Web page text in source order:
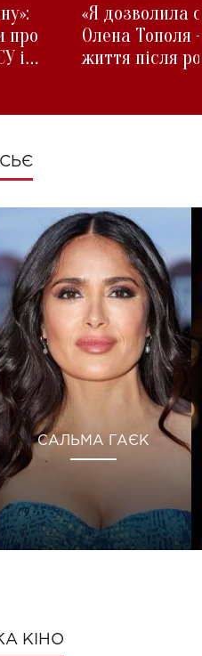
про
і
«Я дозволила
Олена Тополя
життя після
САЛЬМА ГАЄК
КІНО